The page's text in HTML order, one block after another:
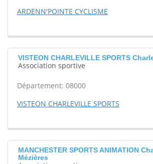
ARDENN'POINTE CYCLISME
VISTEON CHARLEVILLE SPORTS
Association sportive
Département: 08000
VISTEON CHARLEVILLE SPORTS
MANCHESTER SPORTS ANIMATION
Mézières